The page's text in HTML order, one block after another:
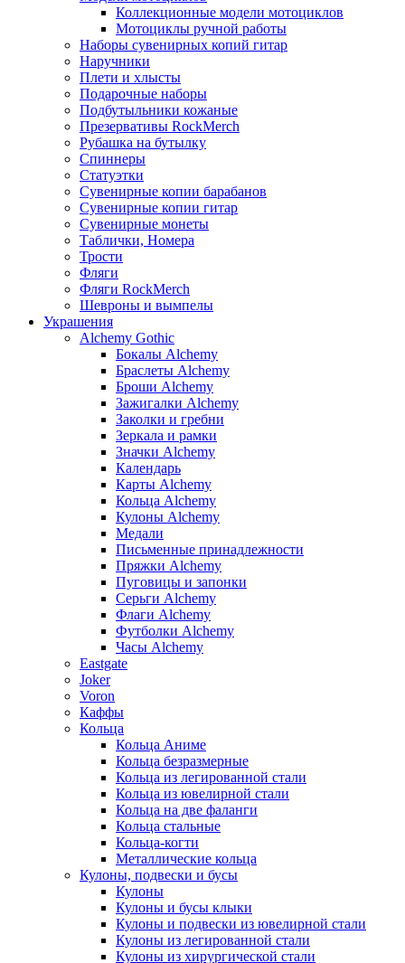
Коллекционные модели мотоциклов
Мотоциклы ручной работы
Наборы сувенирных копий гитар
Наручники
Плети и хлысты
Подарочные наборы
Подбутыльники кожаные
Презервативы RockMerch
Рубашка на бутылку
Спиннеры
Статуэтки
Сувенирные копии барабанов
Сувенирные копии гитар
Сувенирные монеты
Таблички, Номера
Трости
Фляги
Фляги RockMerch
Шевроны и вымпелы
Украшения
Alchemy Gothic
Бокалы Alchemy
Браслеты Alchemy
Броши Alchemy
Зажигалки Alchemy
Заколки и гребни
Зеркала и рамки
Значки Alchemy
Календарь
Карты Alchemy
Кольца Alchemy
Кулоны Alchemy
Медали
Письменные принадлежности
Пряжки Alchemy
Пуговицы и запонки
Серьги Alchemy
Флаги Alchemy
Футболки Alchemy
Часы Alchemy
Eastgate
Joker
Voron
Каффы
Кольца
Кольца Аниме
Кольца безразмерные
Кольца из легированной стали
Кольца из ювелирной стали
Кольца на две фаланги
Кольца стальные
Кольца-когти
Металлические кольца
Кулоны, подвески и бусы
Кулоны
Кулоны и бусы клыки
Кулоны и подвески из ювелирной стали
Кулоны из легированной стали
Кулоны из хирургической стали